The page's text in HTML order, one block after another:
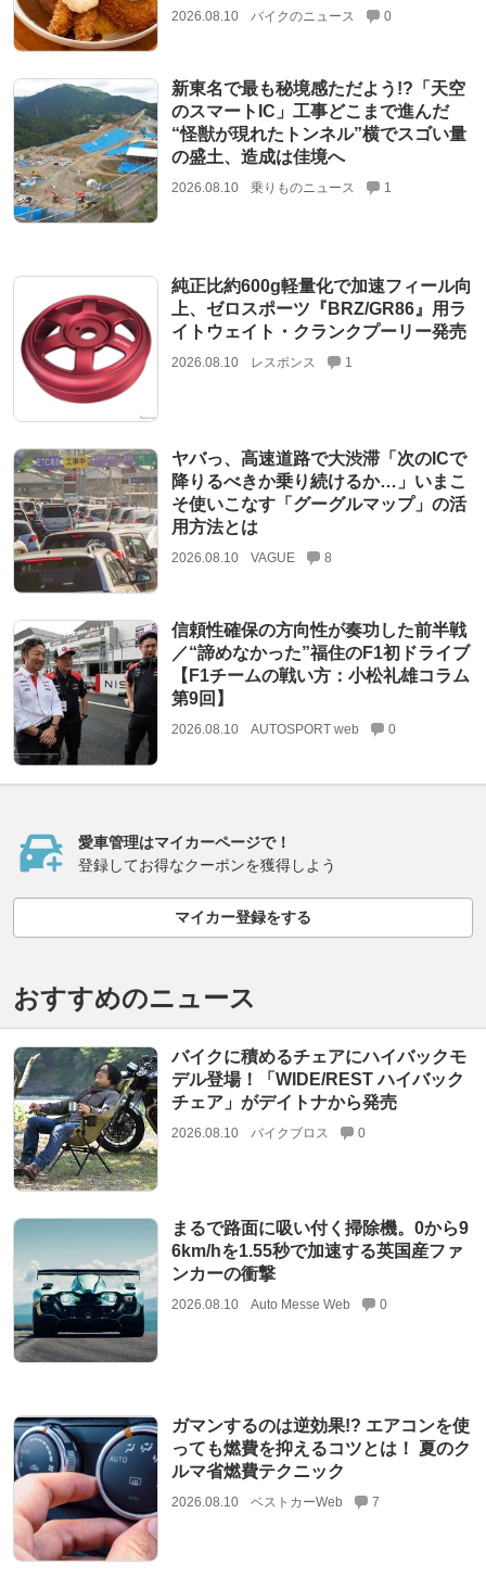
2026.08.10 バイクのニュース 0
新東名で最も秘境感ただよう!?「天空
のスマートIC」工事どこまで進んだ
“怪獣が現れたトンネル”横でスゴい量
の盛土、造成は佳境へ
2026.08.10 乗りものニュース 1
純正比約600g軽量化で加速フィール向
上、ゼロスポーツ『BRZ/GR86』用ラ
イトウェイト・クランクプーリー発売
2026.08.10 レスポンス 1
ヤバっ、高速道路で大渋滞「次のICで
降りるべきか乗り続けるか…」いまこ
そ使いこなす「グーグルマップ」の活
用方法とは
2026.08.10 VAGUE 8
信頼性確保の方向性が奏功した前半戦
／“諦めなかった”福住のF1初ドライブ
【F1チームの戦い方：小松礼雄コラム
第9回】
2026.08.10 AUTOSPORT web 0
愛車管理はマイカーページで！
登録してお得なクーポンを獲得しよう
マイカー登録をする
おすすめのニュース
バイクに積めるチェアにハイバックモ
デル登場！「WIDE/REST ハイバック
チェア」がデイトナから発売
2026.08.10 バイクブロス 0
まるで路面に吸い付く掃除機。0から9
6km/hを1.55秒で加速する英国産ファ
ンカーの衝撃
2026.08.10 Auto Messe Web 0
ガマンするのは逆効果!? エアコンを使
っても燃費を抑えるコツとは！ 夏のク
ルマ省燃費テクニック
2026.08.10 ベストカーWeb 7